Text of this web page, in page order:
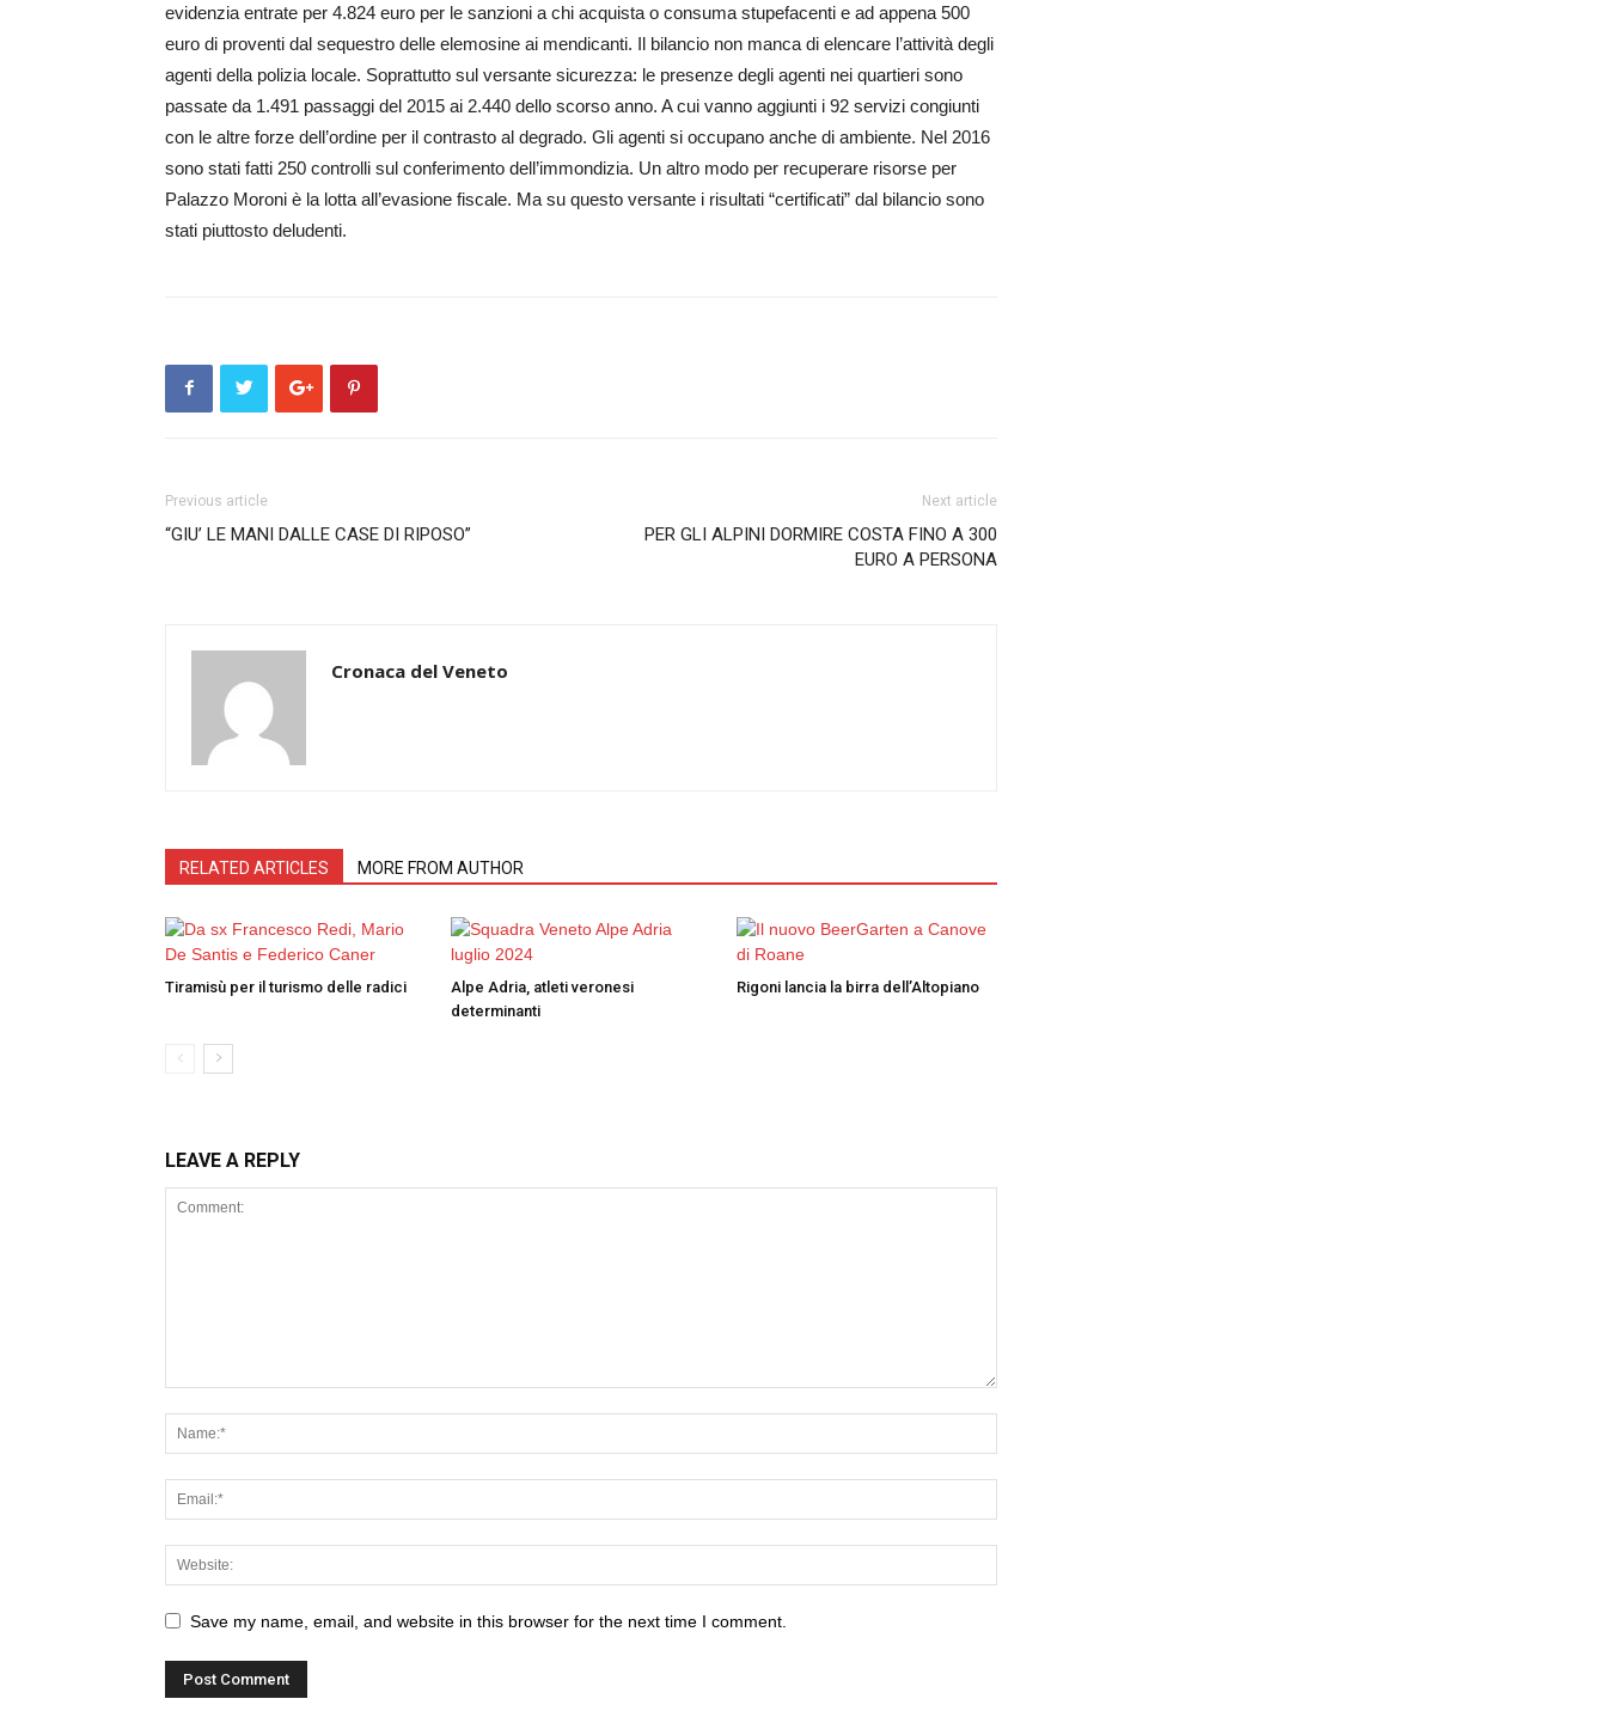
evidenzia entrate per 4.824 euro per le sanzioni a chi acquista o consuma stupefacenti e ad appena 500
euro di proventi dal sequestro delle elemosine ai mendicanti. Il bilancio non manca di elencare l’attività degli
agenti della polizia locale. Soprattutto sul versante sicurezza: le presenze degli agenti nei quartieri sono
passate da 1.491 passaggi del 2015 ai 2.440 dello scorso anno. A cui vanno aggiunti i 92 servizi congiunti
con le altre forze dell’ordine per il contrasto al degrado. Gli agenti si occupano anche di ambiente. Nel 2016
sono stati fatti 250 controlli sul conferimento dell’immondizia. Un altro modo per recuperare risorse per
Palazzo Moroni è la lotta all’evasione fiscale. Ma su questo versante i risultati “certificati” dal bilancio sono
stati piuttosto deludenti.
Previous article
“GIU’ LE MANI DALLE CASE DI RIPOSO”
Next article
PER GLI ALPINI DORMIRE COSTA FINO A 300
EURO A PERSONA
Cronaca del Veneto
RELATED ARTICLES MORE FROM AUTHOR
Tiramisù per il turismo delle radici
Alpe Adria, atleti veronesi
determinanti
Rigoni lancia la birra dell’Altopiano
LEAVE A REPLY
Save my name, email, and website in this browser for the next time I comment.